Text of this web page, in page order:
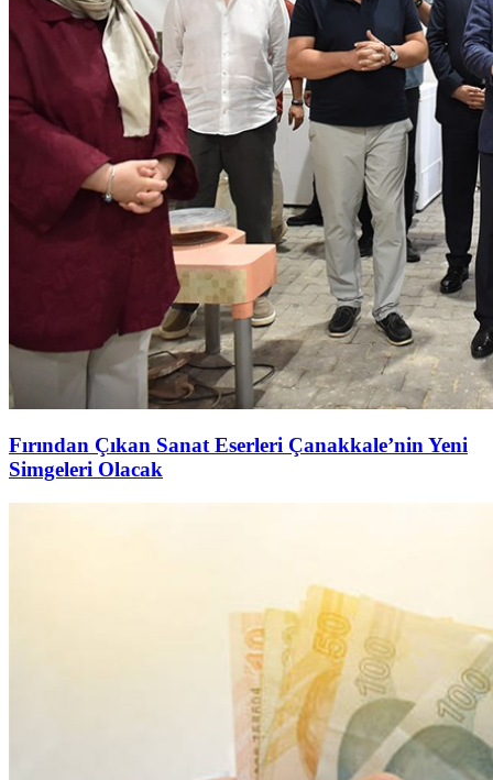
Fırından Çıkan Sanat Eserleri Çanakkale’nin Yeni
Simgeleri Olacak